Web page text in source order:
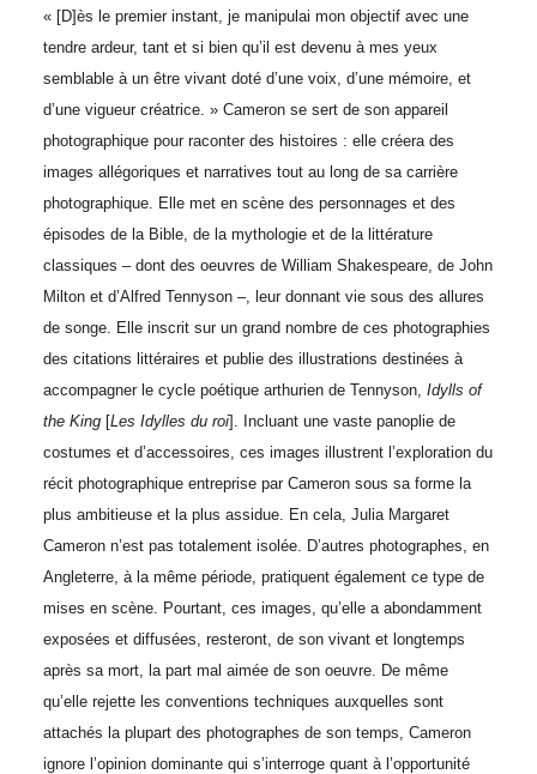
« [D]ès le premier instant, je manipulai mon objectif avec une
tendre ardeur, tant et si bien qu’il est devenu à mes yeux
semblable à un être vivant doté d’une voix, d’une mémoire, et
d’une vigueur créatrice. » Cameron se sert de son appareil
photographique pour raconter des histoires : elle créera des
images allégoriques et narratives tout au long de sa carrière
photographique. Elle met en scène des personnages et des
épisodes de la Bible, de la mythologie et de la littérature
classiques – dont des oeuvres de William Shakespeare, de John
Milton et d’Alfred Tennyson –, leur donnant vie sous des allures
de songe. Elle inscrit sur un grand nombre de ces photographies
des citations littéraires et publie des illustrations destinées à
accompagner le cycle poétique arthurien de Tennyson, Idylls of
the King [Les Idylles du roi]. Incluant une vaste panoplie de
costumes et d’accessoires, ces images illustrent l’exploration du
récit photographique entreprise par Cameron sous sa forme la
plus ambitieuse et la plus assidue. En cela, Julia Margaret
Cameron n’est pas totalement isolée. D’autres photographes, en
Angleterre, à la même période, pratiquent également ce type de
mises en scène. Pourtant, ces images, qu’elle a abondamment
exposées et diffusées, resteront, de son vivant et longtemps
après sa mort, la part mal aimée de son oeuvre. De même
qu’elle rejette les conventions techniques auxquelles sont
attachés la plupart des photographes de son temps, Cameron
ignore l’opinion dominante qui s’interroge quant à l’opportunité